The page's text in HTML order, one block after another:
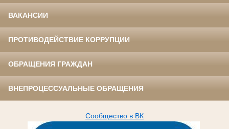
ВАКАНСИИ
ПРОТИВОДЕЙСТВИЕ КОРРУПЦИИ
ОБРАЩЕНИЯ ГРАЖДАН
ВНЕПРОЦЕССУАЛЬНЫЕ ОБРАЩЕНИЯ
Сообщество в ВК